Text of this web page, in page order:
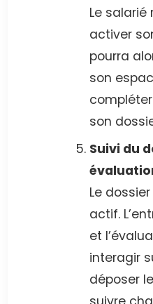
Le
activer
pourra
son
son
Suivi du
Le
actif.
et
interagir
déposer